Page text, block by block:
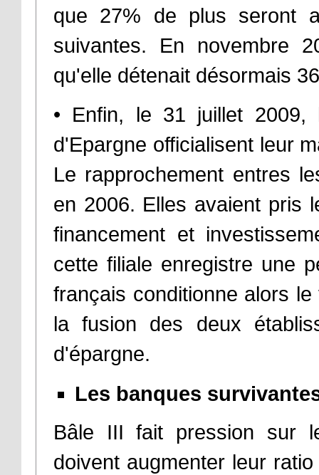
que 27% de plus seront
suivantes. En novembre
qu'elle détenait désormais
• Enfin, le 31 juillet 2009,
d'Epargne officialisent leur
Le rapprochement entres
en 2006. Elles avaient pris
financement et
cette filiale enregistre une
français conditionne alors
la fusion des deux
d'épargne.
Les banques
Bâle III fait pression sur
doivent augmenter leur